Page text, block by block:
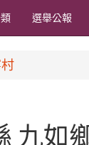
選舉公報
九如